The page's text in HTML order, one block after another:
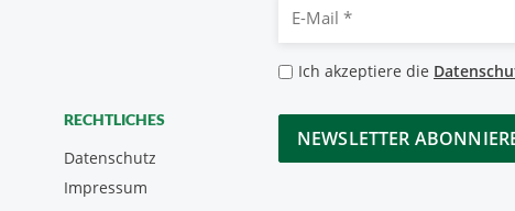
Mail
Ich akzeptiere die
CAPTCHA
RECHTLICHES
Datenschutz
Impressum